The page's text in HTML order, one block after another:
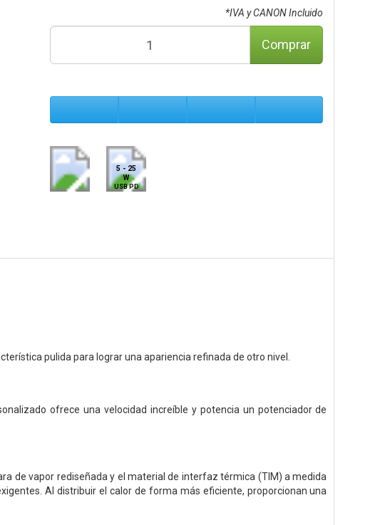
*IVA y CANON Incluido
Comprar
5 - 25
W
USB PD
pulida para lograr una apariencia refinada de otro nivel.
ofrece una velocidad increíble y potencia un potenciador de
de vapor rediseñada y el material de interfaz térmica (TIM) a medida
Al distribuir el calor de forma más eficiente, proporcionan una